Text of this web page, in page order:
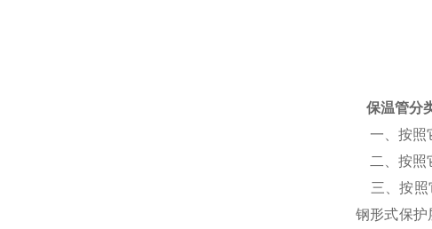
保温管分
一、按照
二、按照
三、按照
钢形式保护